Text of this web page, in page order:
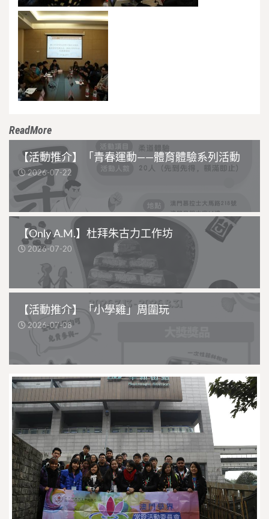
ReadMore
【活動推介】「青春運動——體育體驗系列活動
2026-07-22
【Only A.M.】杜拜朱古力工作坊
2026-07-20
【活動推介】「小學雞」周圍玩
2026-07-08